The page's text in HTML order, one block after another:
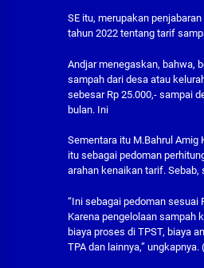
SE itu, merupakan
tahun 2022 tentang tarif
Andjar menegaskan, bahwa,
sampah dari desa atau
sebesar Rp 25.000,- sampai
bulan. Ini
Sementara itu M.Bahrul Amig
itu sebagai pedoman
arahan kenaikan tarif.
“Ini sebagai pedoman sesuai
Karena pengelolaan sampah
biaya proses di TPST, biaya
TPA dan lainnya,” ungkapnya.